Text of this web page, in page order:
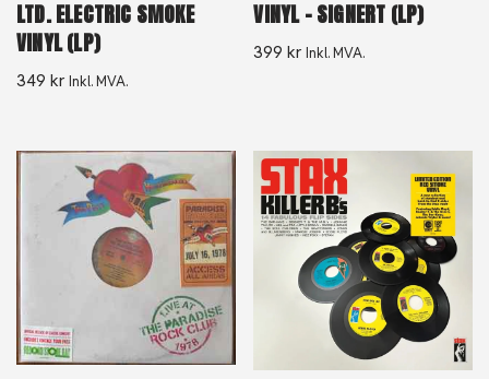
LTD. ELECTRIC SMOKE
VINYL (LP)
349 kr Inkl. MVA.
VINYL – SIGNERT (LP)
399kr Inkl. MVA.